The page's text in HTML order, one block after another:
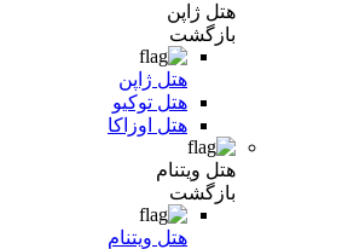
هتل ژاپن
بازگشت
هتل ژاپن
هتل توکیو
هتل اوزاکا
هتل ویتنام
بازگشت
هتل ویتنام